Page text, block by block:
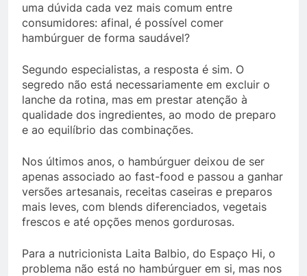
uma dúvida cada vez mais comum entre
consumidores: afinal, é possível comer
hambúrguer de forma saudável?
Segundo especialistas, a resposta é sim. O
segredo não está necessariamente em excluir o
lanche da rotina, mas em prestar atenção à
qualidade dos ingredientes, ao modo de preparo
e ao equilíbrio das combinações.
Nos últimos anos, o hambúrguer deixou de ser
apenas associado ao fast-food e passou a ganhar
versões artesanais, receitas caseiras e preparos
mais leves, com blends diferenciados, vegetais
frescos e até opções menos gordurosas.
Para a nutricionista Laita Balbio, do Espaço Hi, o
problema não está no hambúrguer em si, mas nos